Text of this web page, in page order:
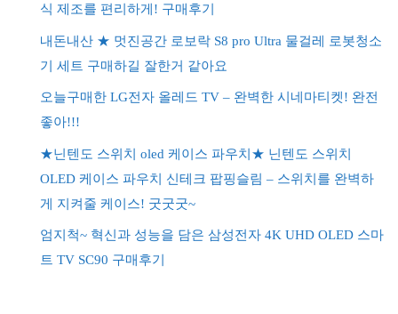
식 제조를 편리하게! 구매후기
내돈내산 ★ 멋진공간 로보락 S8 pro Ultra 물걸레 로봇청소
기 세트 구매하길 잘한거 같아요
오늘구매한 LG전자 올레드 TV – 완벽한 시네마티켓! 완전
좋아!!!
★닌텐도 스위치 oled 케이스 파우치★ 닌텐도 스위치
OLED 케이스 파우치 신테크 팝핑슬림 – 스위치를 완벽하
게 지켜줄 케이스! 굿굿굿~
엄지척~ 혁신과 성능을 담은 삼성전자 4K UHD OLED 스마
트 TV SC90 구매후기